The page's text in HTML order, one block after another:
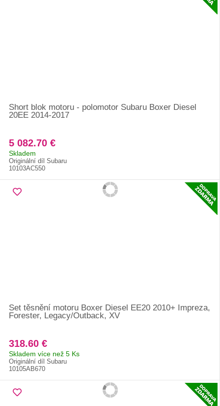
Short blok motoru - polomotor Subaru Boxer Diesel
20EE 2014-2017
5 082.70 €
Skladem
Originální díl Subaru
10103AC550
Set těsnění motoru Boxer Diesel EE20 2010+ Impreza,
Forester, Legacy/Outback, XV
318.60 €
Skladem více než 5 Ks
Originální díl Subaru
10105AB670